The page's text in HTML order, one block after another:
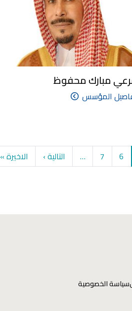
مبارك محفوظ
المؤسس
Current
الصفحة
6 الصفحة
7
… الصفحة التالية
التالية › Last page
الاخيرة »
سياسة الخصوصية